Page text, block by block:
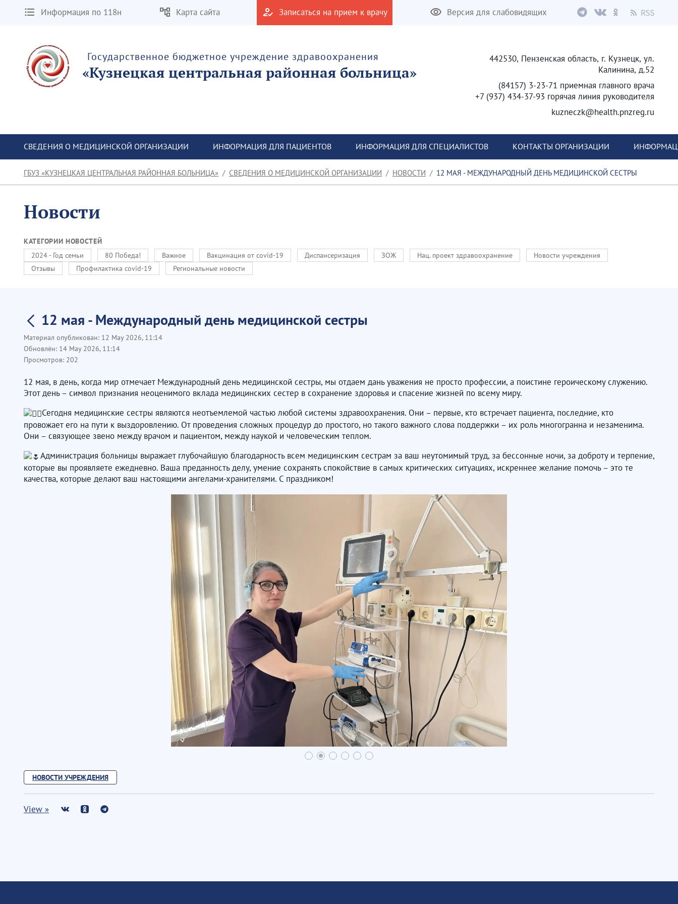
Информация по 118н Карта сайта Записаться на прием к врачу Версия для слабовидящих
Государственное бюджетное учреждение здравоохранения
«Кузнецкая центральная районная больница»
442530, Пензенская область, г. Кузнецк, ул.
Калинина, д.52
(84157) 3-23-71 приемная главного врача
+7 (937) 434-37-93 горячая линия руководителя
kuzneczk@health.pnzreg.ru
СВЕДЕНИЯ О МЕДИЦИНСКОЙ ОРГАНИЗАЦИИ ИНФОРМАЦИЯ ДЛЯ ПАЦИЕНТОВ ИНФОРМАЦИЯ ДЛЯ СПЕЦИАЛИСТОВ КОНТАКТЫ ОРГАНИЗАЦИИ
ГБУЗ «КУЗНЕЦКАЯ ЦЕНТРАЛЬНАЯ РАЙОННАЯ БОЛЬНИЦА» СВЕДЕНИЯ О МЕДИЦИНСКОЙ ОРГАНИЗАЦИИ НОВОСТИ 12 МАЯ - МЕЖДУНАРОДНЫЙ ДЕНЬ МЕДИЦИНСКОЙ СЕСТРЫ
Новости
КАТЕГОРИИ НОВОСТЕЙ
2024 - Год семьи
80 Победа! Важное Вакцинация от covid-19 Диспансеризация ЗОЖ Нац. проект здравоохранение
Новости учреждения
Отзывы
Профилактика covid-19 Региональные новости
12 мая - Международный день медицинской сестры
Материал опубликован: 12 May 2026, 11:14
Обновлён: 14 May 2026, 11:14
Просмотров: 202
12 мая, в день, когда мир отмечает Международный день медицинской сестры, мы отдаем дань уважения не просто профессии, а поистине героическому служению.
Этот день – символ признания неоценимого вклада медицинских сестер в сохранение здоровья и спасение жизней по всему миру.
Сегодня медицинские сестры являются неотъемлемой частью любой системы здравоохранения. Они – первые, кто встречает пациента, последние, кто
провожает его на пути к выздоровлению. От проведения сложных процедур до простого, но такого важного слова поддержки – их роль многогранна и незаменима.
Они – связующее звено между врачом и пациентом, между наукой и человеческим теплом.
Администрация больницы выражает глубочайшую благодарность всем медицинским сестрам за ваш неутомимый труд, за бессонные ночи, за доброту и терпение,
которые вы проявляете ежедневно. Ваша преданность делу, умение сохранять спокойствие в самых критических ситуациях, искреннее желание помочь – это те
качества, которые делают ваш настоящими ангелами-хранителями. С праздником!
НОВОСТИ УЧРЕЖДЕНИЯ
View »